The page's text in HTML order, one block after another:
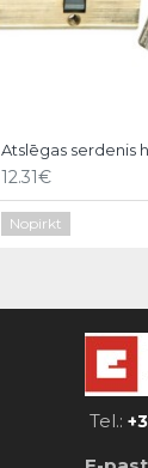
12.31€
Nopirkt
Tel.: